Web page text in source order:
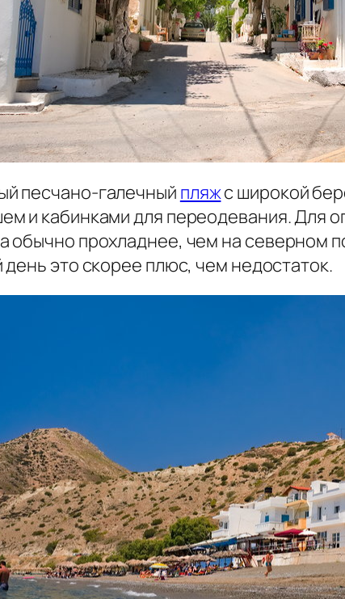
песчано-галечныйпляжс широкой
и кабинками для переодевания. Для
обычно прохладнее, чем на северном
это скорее плюс, чем недостаток.